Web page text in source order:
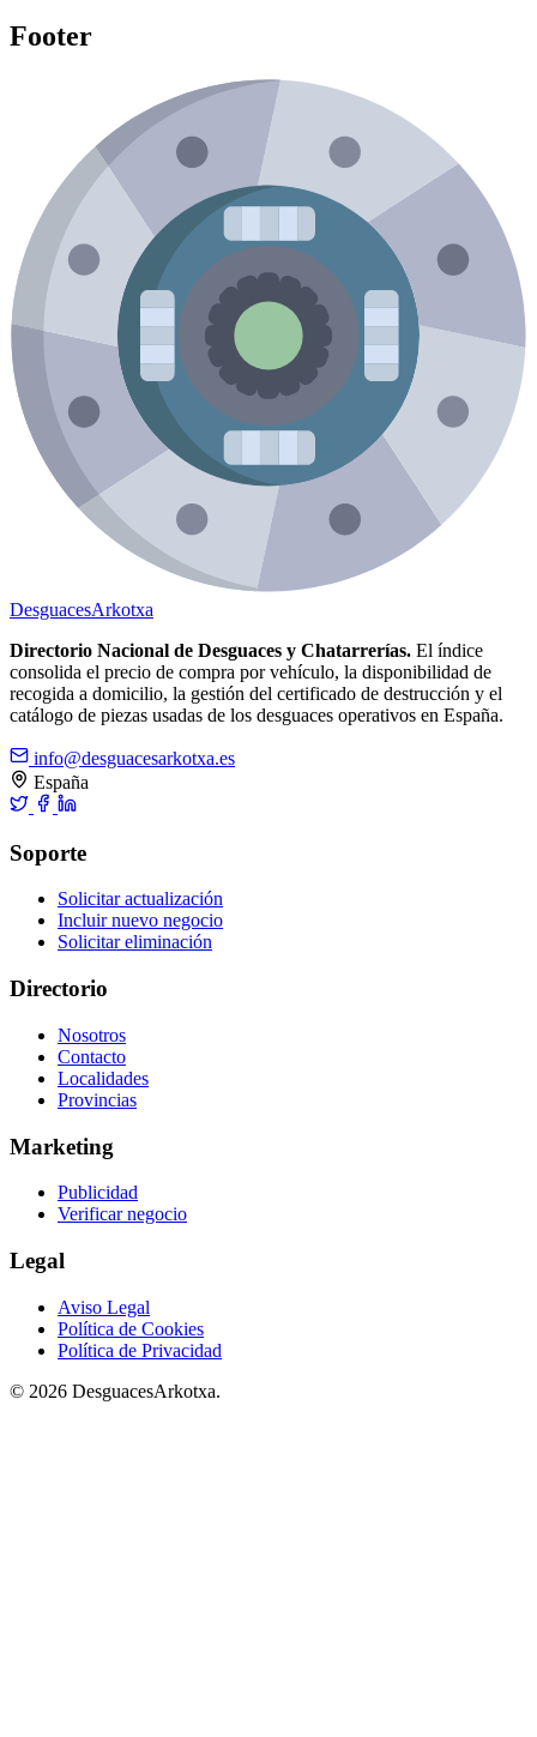
Footer
DesguacesArkotxa
Directorio Nacional de Desguaces y Chatarrerías. El índice
consolida el precio de compra por vehículo, la disponibilidad de
recogida a domicilio, la gestión del certificado de destrucción y el
catálogo de piezas usadas de los desguaces operativos en España.
info@desguacesarkotxa.es
España
Soporte
Solicitar actualización
Incluir nuevo negocio
Solicitar eliminación
Directorio
Nosotros
Contacto
Localidades
Provincias
Marketing
Publicidad
Verificar negocio
Legal
Aviso Legal
Política de Cookies
Política de Privacidad
© 2026 DesguacesArkotxa.